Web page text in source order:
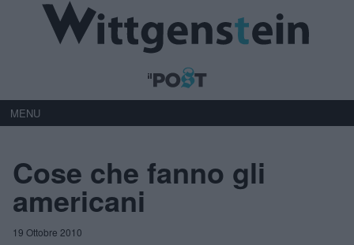
MENU
Cose che fanno gli
americani
19 Ottobre 2010